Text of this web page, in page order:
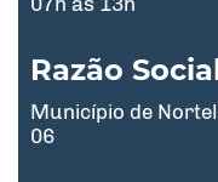
Razão
Município de
06